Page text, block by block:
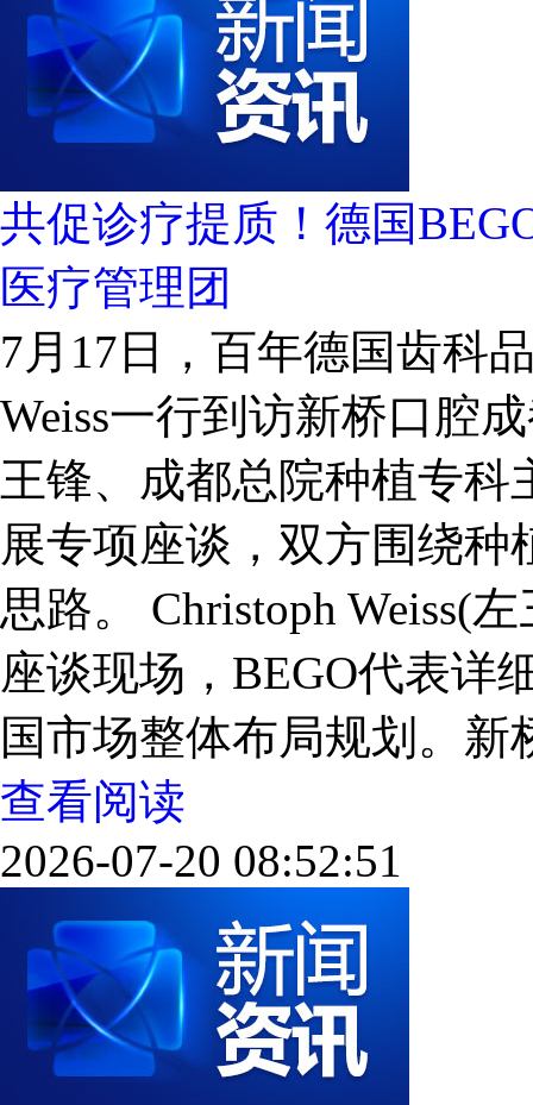
共促诊疗提质！德国
医疗管理团
7月17日，百年德国齿科
Weiss一行到访新桥口腔
王锋、成都总院种植专
展专项座谈，双方围绕
思路。 Christoph Weiss(
座谈现场，BEGO代表详
国市场整体布局规划。新
查看阅读
2026-07-20 08:52:51